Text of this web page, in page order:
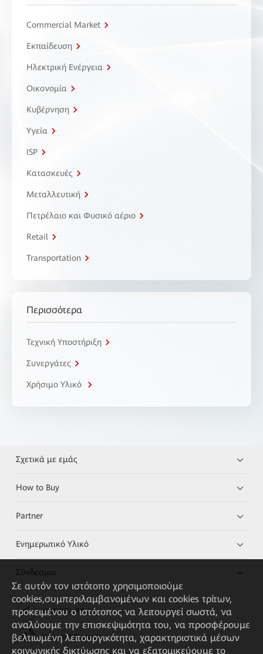
Commercial Market
Εκπαίδευση
Ηλεκτρική Ενέργεια
Οικονομία
Κυβέρνηση
Υγεία
ISP
Κατασκευές
Μεταλλευτική
Πετρέλαιο και Φυσικό αέριο
Retail
Transportation
Περισσότερα
Τεχνική Υποστήριξη
Συνεργάτες
Χρήσιμο Υλικό
Σχετικά με εμάς
How to Buy
Partner
Ενημερωτικό Υλικό
Σύνδεσμοι
HUAWEI eKit App
Huawei HiKnow App
Σε αυτόν τον ιστότοπο χρησιμοποιούμε
cookies,συμπεριλαμβανομένων και cookies τρίτων,
προκειμένου ο ιστότοπος να λειτουργεί σωστά, να
αναλύουμε την επισκεψιμότητα του, να προσφέρουμε
βελτιωμένη λειτουργικότητα, χαρακτηριστικά μέσων
κοινωνικής δικτύωσης και να εξατομικεύουμε το